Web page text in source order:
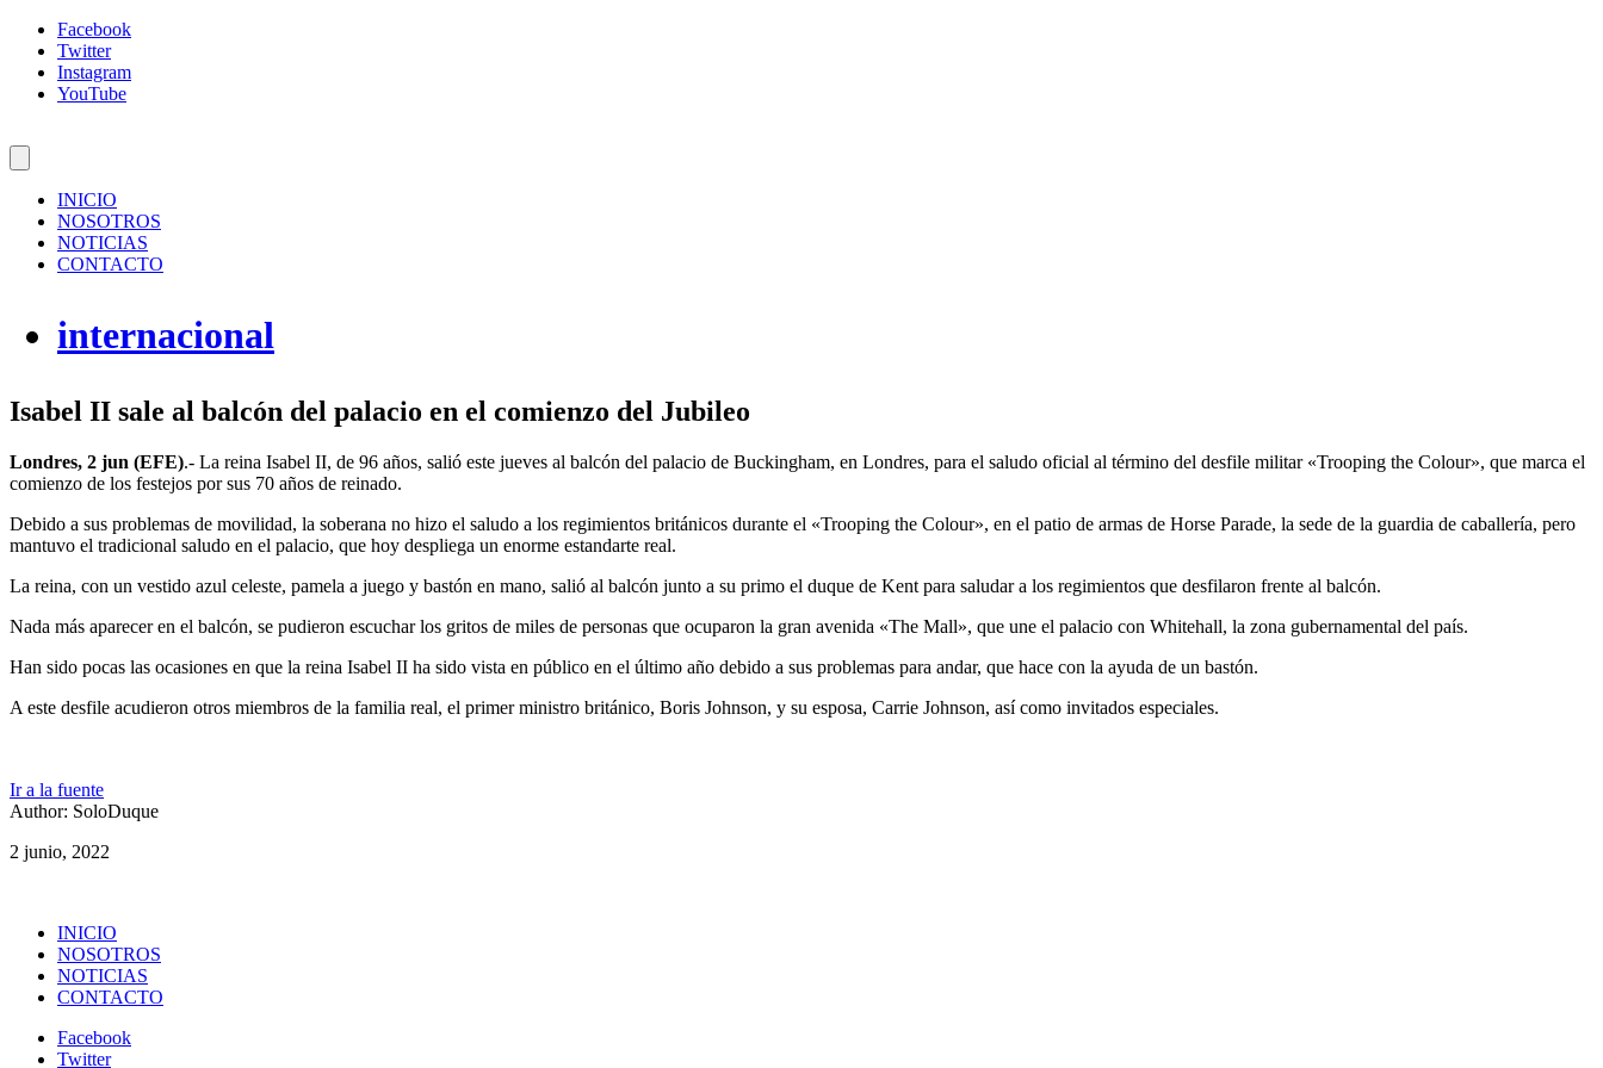
Facebook
Twitter
Instagram
YouTube
INICIO
NOSOTROS
NOTICIAS
CONTACTO
internacional
Isabel II sale al balcón del palacio en el comienzo del Jubileo
Londres, 2 jun (EFE).- La reina Isabel II, de 96 años, salió este jueves al balcón del palacio de Buckingham, en Londres, para el saludo oficial al término del desfile militar «Trooping the Colour», que marca el
comienzo de los festejos por sus 70 años de reinado.
Debido a sus problemas de movilidad, la soberana no hizo el saludo a los regimientos británicos durante el «Trooping the Colour», en el patio de armas de Horse Parade, la sede de la guardia de caballería, pero
mantuvo el tradicional saludo en el palacio, que hoy despliega un enorme estandarte real.
La reina, con un vestido azul celeste, pamela a juego y bastón en mano, salió al balcón junto a su primo el duque de Kent para saludar a los regimientos que desfilaron frente al balcón.
Nada más aparecer en el balcón, se pudieron escuchar los gritos de miles de personas que ocuparon la gran avenida «The Mall», que une el palacio con Whitehall, la zona gubernamental del país.
Han sido pocas las ocasiones en que la reina Isabel II ha sido vista en público en el último año debido a sus problemas para andar, que hace con la ayuda de un bastón.
A este desfile acudieron otros miembros de la familia real, el primer ministro británico, Boris Johnson, y su esposa, Carrie Johnson, así como invitados especiales.
Ir a la fuente
Author: SoloDuque
2 junio, 2022
INICIO
NOSOTROS
NOTICIAS
CONTACTO
Facebook
Twitter